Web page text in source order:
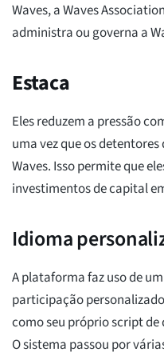
Waves, a Waves
administra ou governa a
Estaca
Eles reduzem a pressão
uma vez que os
Waves. Isso permite que
investimentos de capital
Idioma
A plataforma faz uso de
participação
como seu próprio script
O sistema passou por